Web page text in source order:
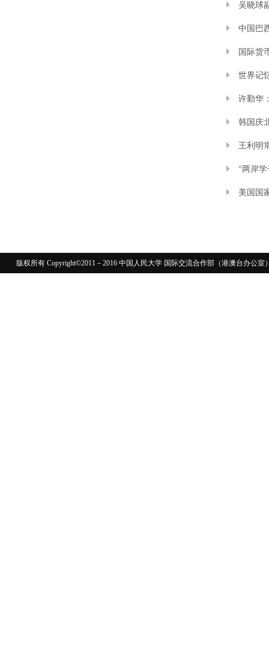
吴晓球
中国巴
国际货
世界记
许勤华
韩国庆
王利明
“两岸
美国国
版权所有 Copyright©2011－2016 中国人民大学 国际交流合作部（港澳台办